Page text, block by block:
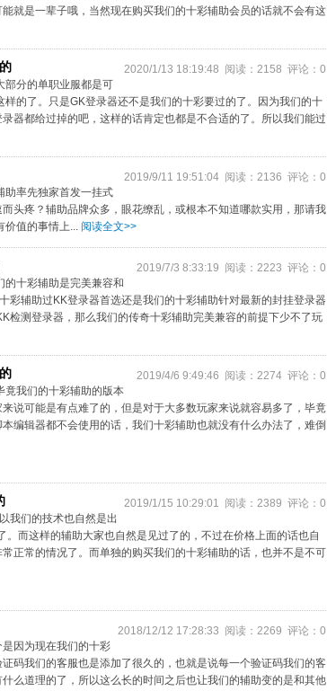
就是一辈子哦，当然现在购买我们的十彩辅助会员的话就不会有这
2020/1/13 18:19:48 阅读：2158 评论：0
部分的单职业服都是可
的了。只是GK登录器还不是我们的十彩要过的了。因为我们的十
器都给过掉的吧，这样的话肯定也都是不合适的了。所以我们能过
2019/9/11 19:51:04 阅读：2136 评论：0
助率先独家首发一挂式
头疼？辅助品牌众多，眼花缭乱，或根本不知道哪款实用，那请我
价值的事情上... 阅读全文>>
2019/7/3 8:33:19 阅读：2223 评论：0
的十彩辅助是完美兼容和
彩辅助过KK登录器首选还是我们的十彩辅助针对最新的封挂登录器
检测登录器，那么我们的传奇十彩辅助完美兼容的前提下少不了玩
2019/4/6 9:49:46 阅读：2274 评论：0
竟我们的十彩辅助的版本
说可能是有点难了的，但是对于大多数玩家来说就容易多了，毕竟
编辑器都不会使用的话，我们十彩辅助也就没有什么办法了，难倒
2019/1/15 10:29:01 阅读：2389 评论：0
我们的技术也自然是出
而这样的辅助大家也自然是见过了的，不过在价格上面的话也自
正常的情况了。而单独的购买我们的十彩辅助的话，也并不是不可
2018/12/12 17:28:33 阅读：2269 评论：0
因为现在我们的十彩
码我们的客服也是添加了很久的，也就是说每一个验证码我们的客
么道理的了，所以这么长的时间之后也让我们的辅助变的是和其他